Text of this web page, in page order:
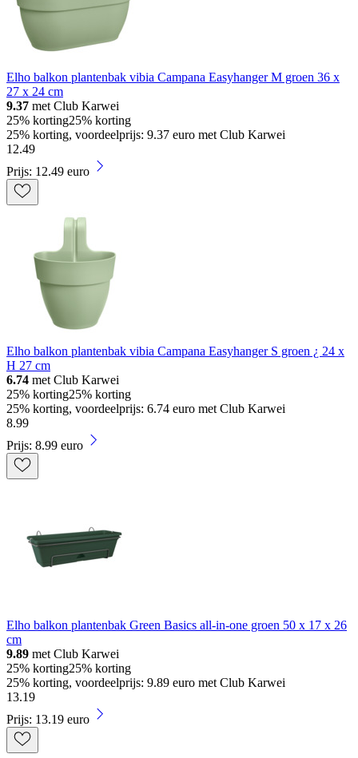
Elho balkon plantenbak vibia Campana Easyhanger M groen 36 x
27 x 24 cm
9.37 met Club Karwei
25% korting25% korting
25% korting, voordeelprijs: 9.37 euro met Club Karwei
12.49
Prijs: 12.49 euro
Elho balkon plantenbak vibia Campana Easyhanger S groen ¿ 24 x
H 27 cm
6.74 met Club Karwei
25% korting25% korting
25% korting, voordeelprijs: 6.74 euro met Club Karwei
8.99
Prijs: 8.99 euro
Elho balkon plantenbak Green Basics all-in-one groen 50 x 17 x 26
cm
9.89 met Club Karwei
25% korting25% korting
25% korting, voordeelprijs: 9.89 euro met Club Karwei
13.19
Prijs: 13.19 euro